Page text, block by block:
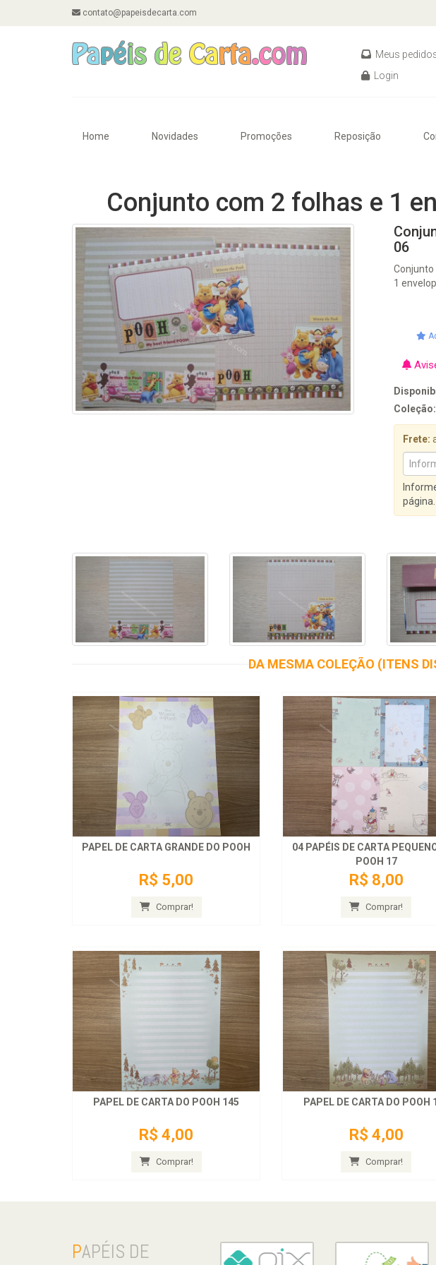
contato@papeisdecarta.com
Meus
Login
Home Novidades Promoções Reposição
Conjunto com 2 folhas e 1
06
1
Coleção:
Frete:
página.
DA MESMA COLEÇÃO (ITENS
PAPEL DE CARTA GRANDE DO POOH
R$ 5,00
Comprar!
04 PAPÉIS DE CARTA
POOH 17
R$ 8,00
Comprar!
PAPEL DE CARTA DO POOH 145
R$ 4,00
Comprar!
PAPEL DE CARTA DO POOH
R$ 4,00
Comprar!
PAPÉIS DE